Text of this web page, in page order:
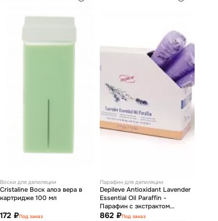
Воски для депиляции
Cristaline Воск алоэ вера в
картридже 100 мл
172 ₽Под заказ
Парафин для депиляции
Depileve Antioxidant Lavender
Essential Oil Paraffin -
Парафин с экстрактом
лаванды 450 мл
862 ₽Под заказ